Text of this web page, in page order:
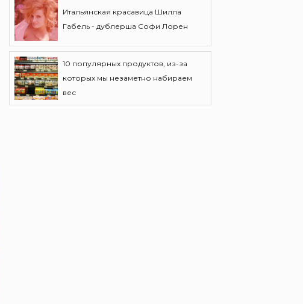
Итальянская красавица Шилла
Габель - дублерша Софи Лорен
10 популярных продуктов, из-за
которых мы незаметно набираем
вес